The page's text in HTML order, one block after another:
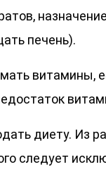
печень).
витамины,
диету. Из
следует